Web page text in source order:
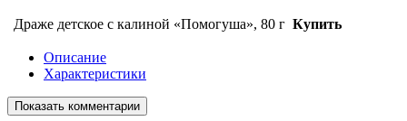
Драже детское с калиной «Помогуша», 80 г Купить
Описание
Характеристики
Показать комментарии